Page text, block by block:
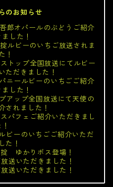
のお知らせ
郎オパールのぶどうご紹介
した！
ルビーのいちご放送されま
！
トップ全国放送にてルビー
ただきました！
ニールビーのいちごご紹介
した！
ップ全国放送にて天使の
されました！
パフェご紹介いただきまし
ビーのいちごご紹介いただ
た！
ゆかりボス登場！
送いただきました！
送いただきました！